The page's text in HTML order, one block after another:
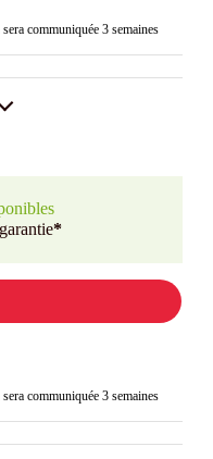
communiquée 3 semaines
*
communiquée 3 semaines